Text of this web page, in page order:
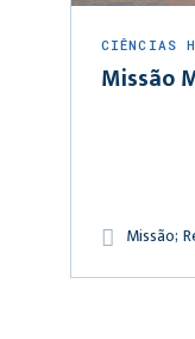
CIÊNCIAS
Missão
Missão